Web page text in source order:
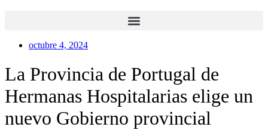
octubre 4, 2024
La Provincia de Portugal de
Hermanas Hospitalarias elige un
nuevo Gobierno provincial